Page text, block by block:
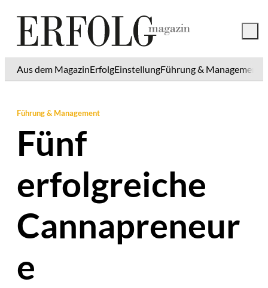
Aus dem MagazinErfolgEinstellungFührung & Management
Führung & Management
Fünf
erfolgreiche
Cannapreneur
e